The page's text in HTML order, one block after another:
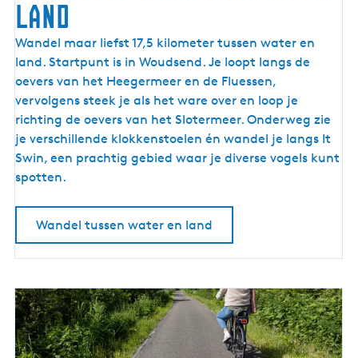
land
W
a
n
d
e
l
e
n
n
w
a
t
Wandel maar liefst 17,5 kilometer tussen water en
land. Startpunt is in Woudsend. Je loopt langs de
oevers van het Heegermeer en de Fluessen,
vervolgens steek je als het ware over en loop je
richting de oevers van het Slotermeer. Onderweg zie
je verschillende klokkenstoelen én wandel je langs It
Swin, een prachtig gebied waar je diverse vogels kunt
spotten.
Wandel tussen water en land